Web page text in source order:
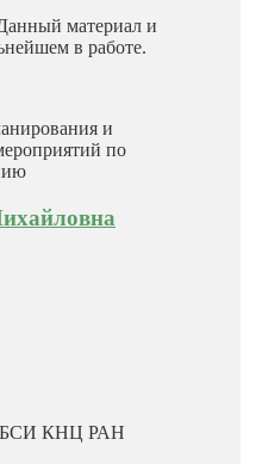
материал и
в работе.
и
по
КНЦ РАН